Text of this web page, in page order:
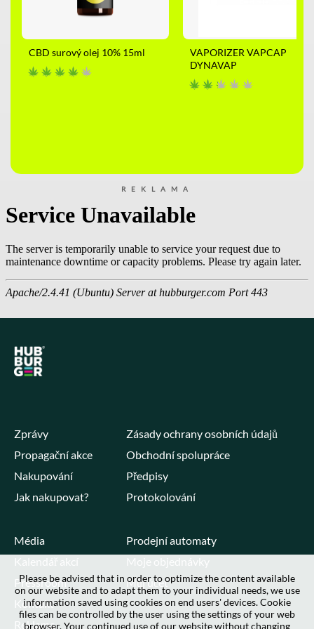
CBD surový olej 10% 15ml
VAPORIZER VAPCAP
DYNAVAP
REKLAMA
Zprávy
Propagační akce
Nakupování
Jak nakupovat?
Zásady ochrany osobních údajů
Obchodní spolupráce
Předpisy
Protokolování
Média
Kalendář akcí
Pressroom
Kontakt
Reklama
Prodejní automaty
Moje objednávky
Můj účet
Please be advised that in order to optimize the content available
on our website and to adapt them to your individual needs, we use
information saved using cookies on end users' devices. Cookie
files can be controlled by the user using the settings of your web
browser. Your continued use of our website without changing